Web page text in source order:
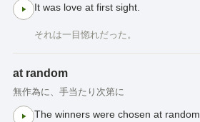
It was love at first sight.
それは一目惚れだった。
at random
無作為に、手当たり次第に
The winners were chosen at random.